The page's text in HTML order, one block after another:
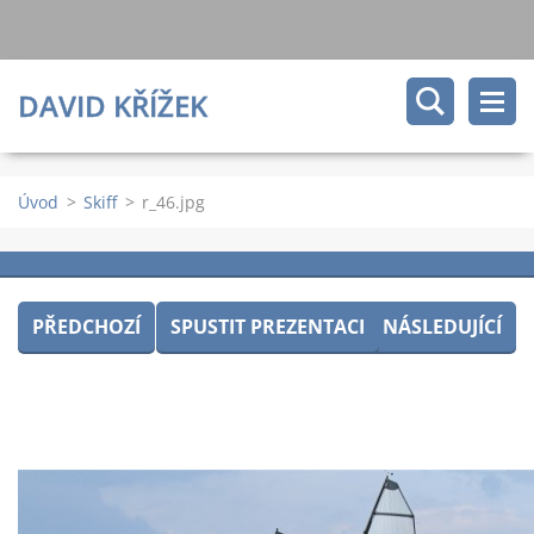
DAVID KŘÍŽEK
Úvod > Skiff > r_46.jpg
PŘEDCHOZÍ SPUSTIT PREZENTACI NÁSLEDUJÍCÍ